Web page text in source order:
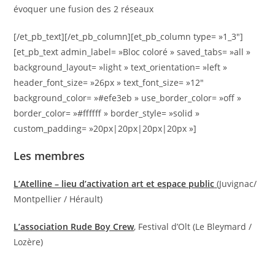
évoquer une fusion des 2 réseaux
[/et_pb_text][/et_pb_column][et_pb_column type= »1_3″]
[et_pb_text admin_label= »Bloc coloré » saved_tabs= »all »
background_layout= »light » text_orientation= »left »
header_font_size= »26px » text_font_size= »12″
background_color= »#efe3eb » use_border_color= »off »
border_color= »#ffffff » border_style= »solid »
custom_padding= »20px|20px|20px|20px »]
Les membres
L’Atelline – lieu d’activation art et espace public (Juvignac/
Montpellier / Hérault)
L’association Rude Boy Crew, Festival d’Olt (Le Bleymard /
Lozère)